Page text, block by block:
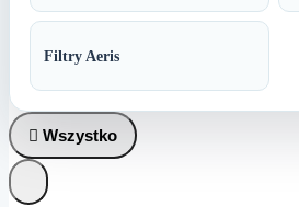
Filtry Aeris
 Wszystko